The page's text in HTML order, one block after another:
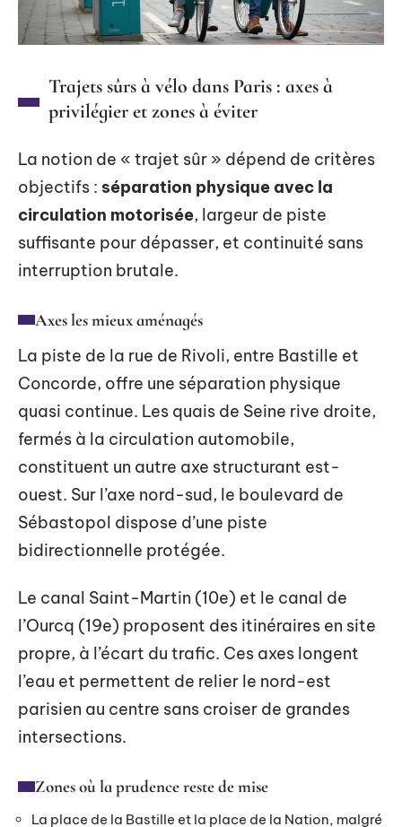
Trajets sûrs à vélo dans Paris : axes à
privilégier et zones à éviter
La notion de « trajet sûr » dépend de critères
objectifs : séparation physique avec la
circulation motorisée, largeur de piste
suffisante pour dépasser, et continuité sans
interruption brutale.
Axes les mieux aménagés
La piste de la rue de Rivoli, entre Bastille et
Concorde, offre une séparation physique
quasi continue. Les quais de Seine rive droite,
fermés à la circulation automobile,
constituent un autre axe structurant est-
ouest. Sur l’axe nord-sud, le boulevard de
Sébastopol dispose d’une piste
bidirectionnelle protégée.
Le canal Saint-Martin (10e) et le canal de
l’Ourcq (19e) proposent des itinéraires en site
propre, à l’écart du trafic. Ces axes longent
l’eau et permettent de relier le nord-est
parisien au centre sans croiser de grandes
intersections.
Zones où la prudence reste de mise
La place de la Bastille et la place de la Nation, malgré